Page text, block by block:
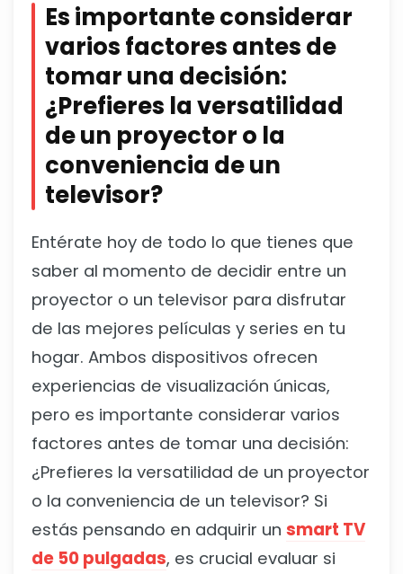
Es importante considerar
varios factores antes de
tomar una decisión:
¿Prefieres la versatilidad
de un proyector o la
conveniencia de un
televisor?
Entérate hoy de todo lo que tienes que
saber al momento de decidir entre un
proyector o un televisor para disfrutar
de las mejores películas y series en tu
hogar. Ambos dispositivos ofrecen
experiencias de visualización únicas,
pero es importante considerar varios
factores antes de tomar una decisión:
¿Prefieres la versatilidad de un proyector
o la conveniencia de un televisor? Si
estás pensando en adquirir un smart TV
de 50 pulgadas, es crucial evaluar si